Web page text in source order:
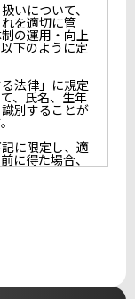
いについて、
を適切に管
の運用・向上
下のように定
法律」に規定
、氏名、生年
別することが
に限定し、適
に得た場合、
情報を第三者
理するため